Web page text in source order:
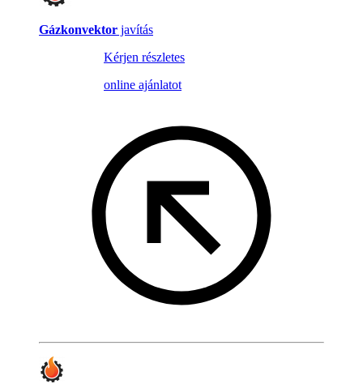
Gázkonvektor javítás
Kérjen részletes
online ajánlatot